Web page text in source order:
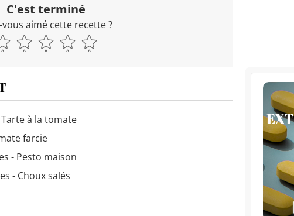
C'est terminé
vous aimé cette recette ?
à la tomate
farcie
- Pesto maison
- Choux salés